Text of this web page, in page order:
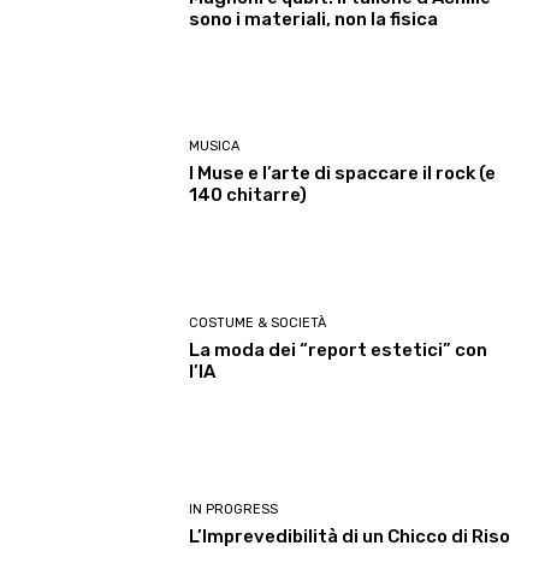
sono i materiali, non la fisica
MUSICA
I Muse e l’arte di spaccare il rock (e
140 chitarre)
COSTUME & SOCIETÀ
La moda dei “report estetici” con
l’IA
IN PROGRESS
L’Imprevedibilità di un Chicco di Riso